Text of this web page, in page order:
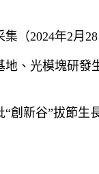
（2024年2月
、光模塊研發
創新谷”拔節生